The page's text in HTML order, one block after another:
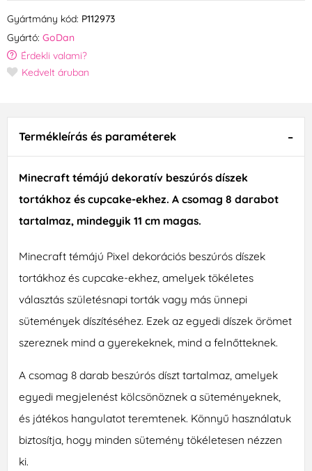
Gyártmány kód: P112973
Gyártó: GoDan
Érdekli valami?
Kedvelt áruban
Termékleírás és paraméterek
Minecraft témájú dekoratív beszúrós díszek
tortákhoz és cupcake-ekhez. A csomag 8 darabot
tartalmaz, mindegyik 11 cm magas.
Minecraft témájú Pixel dekorációs beszúrós díszek
tortákhoz és cupcake-ekhez, amelyek tökéletes
választás születésnapi torták vagy más ünnepi
sütemények díszítéséhez. Ezek az egyedi díszek örömet
szereznek mind a gyerekeknek, mind a felnőtteknek.
A csomag 8 darab beszúrós díszt tartalmaz, amelyek
egyedi megjelenést kölcsönöznek a süteményeknek,
és játékos hangulatot teremtenek. Könnyű használatuk
biztosítja, hogy minden sütemény tökéletesen nézzen
ki.